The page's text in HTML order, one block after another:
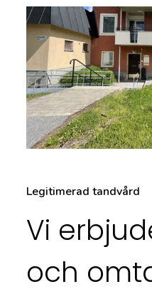
Legitimerad tandvård
Vi
och